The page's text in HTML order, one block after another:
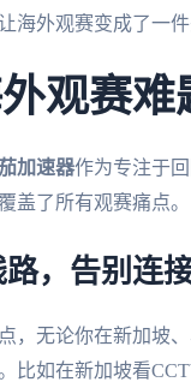
海外观赛变成了一件
观赛难
加速器作为专注于
盖了所有观赛痛点。
，告别连
，无论你在新加坡
比如在新加坡看